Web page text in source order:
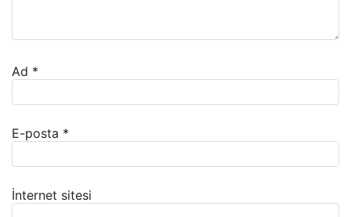
Ad *
E-posta *
İnternet sitesi